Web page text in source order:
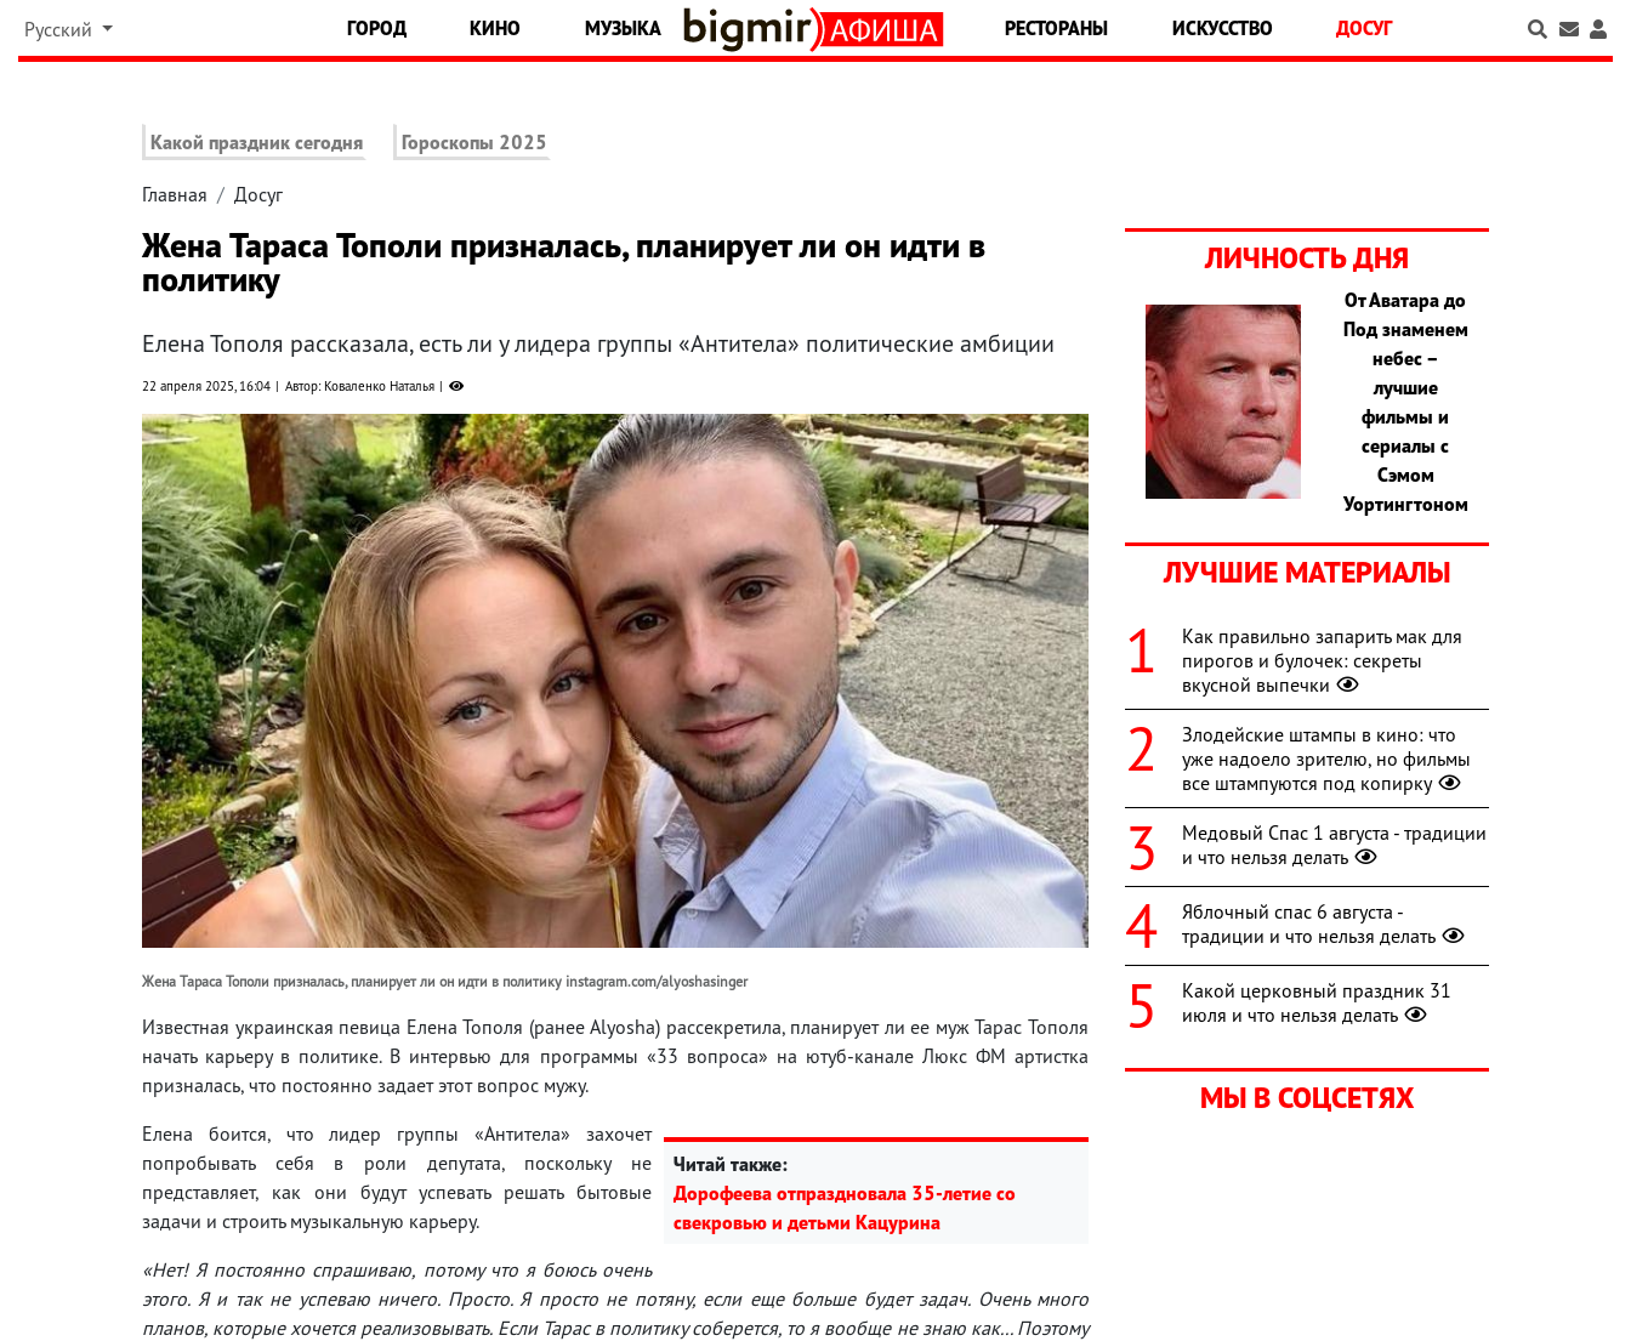
Русский ГОРОД КИНО МУЗЫКА РЕСТОРАНЫ ИСКУССТВО ДОСУГ
Какой праздник сегодня Гороскопы 2025
Главная Досуг
Жена Тараса Тополи призналась, планирует ли он идти в
политику
Елена Тополя рассказала, есть ли у лидера группы «Антитела» политические амбиции
22 апреля 2025, 16:04 Автор: Коваленко Наталья
Жена Тараса Тополи призналась, планирует ли он идти в политику instagram.com/alyoshasinger
Известная украинская певица Елена Тополя (ранее Alyosha) рассекретила, планирует ли ее муж Тарас Тополя
начать карьеру в политике. В интервью для программы «33 вопроса» на ютуб-канале Люкс ФМ артистка
призналась, что постоянно задает этот вопрос мужу.
Читай также:
Дорофеева отпраздновала 35-летие со
свекровью и детьми Кацурина
Елена боится, что лидер группы «Антитела» захочет
попробывать себя в роли депутата, поскольку не
представляет, как они будут успевать решать бытовые
задачи и строить музыкальную карьеру.
«Нет! Я постоянно спрашиваю, потому что я боюсь очень
этого. Я и так не успеваю ничего. Просто. Я просто не потяну, если еще больше будет задач. Очень много
планов, которые хочется реализовывать. Если Тарас в политику соберется, то я вообще не знаю как... Поэтому
ЛИЧНОСТЬ ДНЯ
От Аватара до
Под знаменем
небес –
лучшие
фильмы и
сериалы с
Сэмом
Уортингтоном
ЛУЧШИЕ МАТЕРИАЛЫ
Как правильно запарить мак для
пирогов и булочек: секреты
вкусной выпечки
Злодейские штампы в кино: что
уже надоело зрителю, но фильмы
все штампуются под копирку
Медовый Спас 1 августа - традиции
и что нельзя делать
Яблочный спас 6 августа -
традиции и что нельзя делать
Какой церковный праздник 31
июля и что нельзя делать
МЫ В СОЦСЕТЯХ